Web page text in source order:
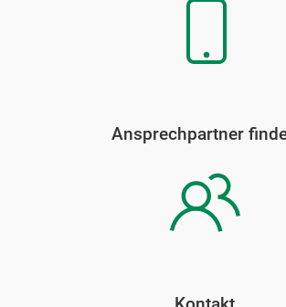
Ansprechpartner